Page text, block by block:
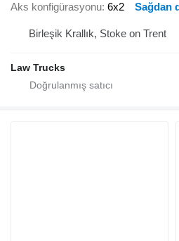
Aks konfigürasyonu 6x2 Sağdan
Birleşik Krallık, Stoke on Trent
Law Trucks